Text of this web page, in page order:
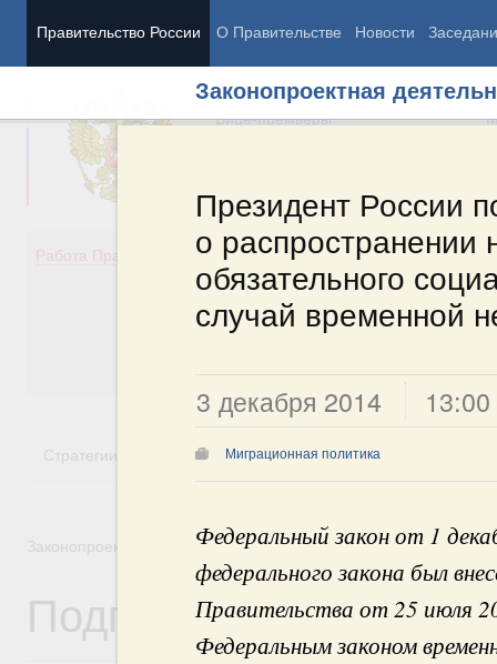
Правительство России О Правительстве Новости
Законопроектная
Президент России
о распространении
обязательного
случай временной
3 декабря 2014 13:00
Миграционная политика
Федеральный закон от 1
федерального закона был
Правительства от 25 июля
Федеральным законом
Председатель Правительства
Вице-премьеры
Работа Правительства
Демография
Здоровье
Образование
Культура
Государство
Стратегии Государственные программы
Законопроектная деятельность
Подписанные